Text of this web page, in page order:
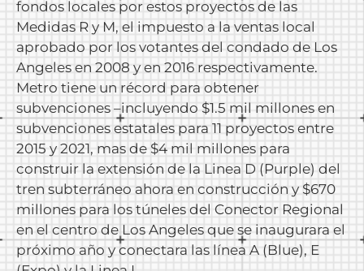
fondos locales por estos proyectos de las
Medidas R y M, el impuesto a la ventas local
aprobado por los votantes del condado de Los
Angeles en 2008 y en 2016 respectivamente.
Metro tiene un récord para obtener
subvenciones –incluyendo $1.5 mil millones en
subvenciones estatales para 11 proyectos entre
2015 y 2021, mas de $4 mil millones para
construir la extensión de la Linea D (Purple) del
tren subterráneo ahora en construcción y $670
millones para los túneles del Conector Regional
en el centro de Los Angeles que se inaugurara el
próximo año y conectara las línea A (Blue), E